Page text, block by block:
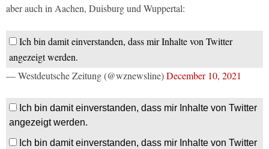
aber auch in Aachen, Duisburg und Wuppertal:
Ich bin damit einverstanden, dass mir Inhalte von Twitter
angezeigt werden.
— Westdeutsche Zeitung (@wznewsline)December 10, 2021
Ich bin damit einverstanden, dass mir Inhalte von Twitter
angezeigt werden.
Ich bin damit einverstanden, dass mir Inhalte von Twitter